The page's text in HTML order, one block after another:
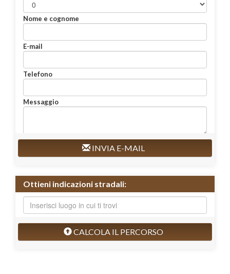
Nome e cognome
E-mail
Telefono
Messaggio
INVIA E-MAIL
Ottieni indicazioni stradali:
CALCOLA IL PERCORSO